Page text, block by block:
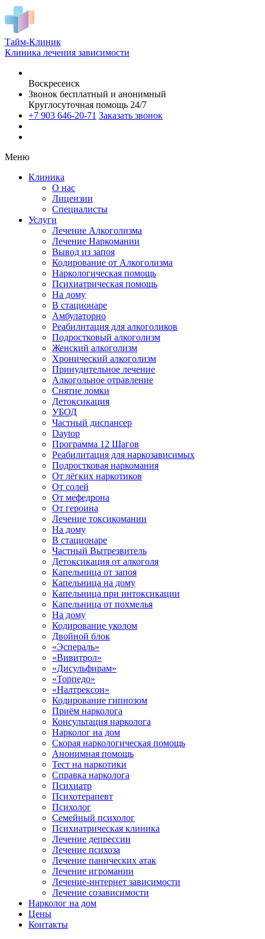
Тайм-Клиник
Клиника лечения зависимости
Воскресенск
Звонок бесплатный и анонимный
Круглосуточная помощь 24/7
+7 903 646-20-71 Заказать звонок
Меню
Клиника
О нас
Лицензии
Специалисты
Услуги
Лечение Алкоголизма
Лечение Наркомании
Вывод из запоя
Кодирование от Алкоголизма
Наркологическая помощь
Психиатрическая помощь
На дому
В стационаре
Амбулаторно
Реабилитация для алкоголиков
Подростковый алкоголизм
Женский алкоголизм
Хронический алкоголизм
Принудительное лечение
Алкогольное отравление
Снятие ломки
Детоксикация
УБОД
Частный диспансер
Daytop
Программа 12 Шагов
Реабилитация для наркозависимых
Подростковая наркомания
От лёгких наркотиков
От солей
От мефедрона
От героина
Лечение токсикомании
На дому
В стационаре
Частный Вытрезвитель
Детоксикация от алкоголя
Капельница от запоя
Капельница на дому
Капельница при интоксикации
Капельница от похмелья
На дому
Кодирование уколом
Двойной блок
«Эспераль»
«Вивитрол»
«Дисульфирам»
«Торпедо»
«Налтрексон»
Кодирование гипнозом
Приём нарколога
Консультация нарколога
Нарколог на дом
Скорая наркологическая помощь
Анонимная помощь
Тест на наркотики
Справка нарколога
Психиатр
Психотерапевт
Психолог
Семейный психолог
Психиатрическая клиника
Лечение депрессии
Лечение психоза
Лечение панических атак
Лечение игромании
Лечение-интернет зависимости
Лечение созависимости
Нарколог на дом
Цены
Контакты